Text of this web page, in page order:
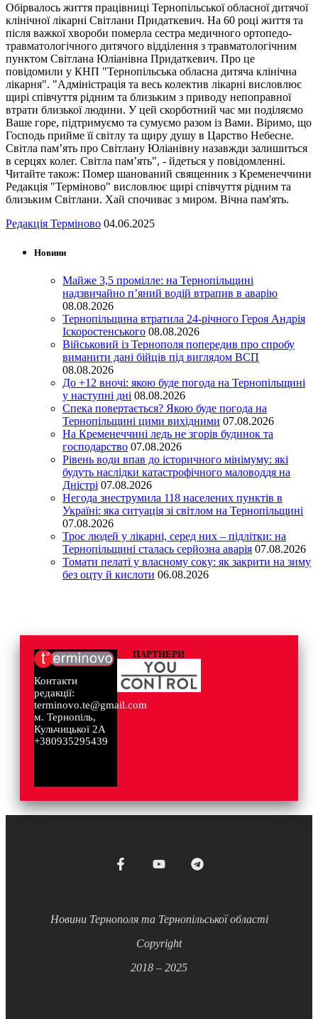
Обірвалось життя працівниці Тернопільської обласної дитячої
клінічної лікарні Світлани Придаткевич. На 60 році життя та
після важкої хвороби померла сестра медичного ортопедо-
травматологічного дитячого відділення з травматологічним
пунктом Світлана Юліанівна Придаткевич. Про це
повідомили у КНП "Тернопільська обласна дитяча клінічна
лікарня". "Адміністрація та весь колектив лікарні висловлює
щирі співчуття рідним та близьким з приводу непоправної
втрати близької людини. У цей скорботний час ми поділяємо
Ваше горе, підтримуємо та сумуємо разом із Вами. Віримо, що
Господь прийме її світлу та щиру душу в Царство Небесне.
Світла пам’ять про Світлану Юліанівну назавжди залишиться
в серцях колег. Світла пам’ять", - йдеться у повідомленні.
Читайте також: Помер шанований священник з Кременеччини
Редакція "Терміново" висловлює щирі співчуття рідним та
близьким Світлани. Хай спочиває з миром. Вічна пам'ять.
Редакція Терміново 04.06.2025
Новини
Майже 3,5 промілле: на Тернопільщині
надзвичайно п’яний водій втрапив в аварію
08.08.2026
Тернопільщина втратила 24-річного Героя Андрія
Іскоростенського 08.08.2026
Військовий із Тернополя попередив про спробу
виманити дані бійців під виглядом ВСП
08.08.2026
До +12 вночі: якою буде погода на Тернопільщині
у наступні дні 08.08.2026
Спека повертається? Якою буде погода на
Тернопільщині цими вихідними 07.08.2026
На Кременеччині ледь не згорів будинок та
господарство 07.08.2026
Рівень води впав до історичного мінімуму: які
будуть наслідки катастрофічного маловоддя на
Дністрі 07.08.2026
Негода знеструмила 118 населених пунктів в
Україні: яка ситуація зі світлом на Тернопільщині
07.08.2026
Троє людей у лікарні, серед них – підлітки: на
Тернопільщині сталась серйозна аварія 07.08.2026
Томати пелаті у власному соку: як закрити на зиму
без оцту й кислоти 06.08.2026
Контакти
редакції:
terminovo.te@gmail.com
м. Тернопіль,
Кульчицької 2А
+380935295439
ПАРТНЕРИ
Новини Тернополя та Тернопільської області
Copyright
2018 – 2025